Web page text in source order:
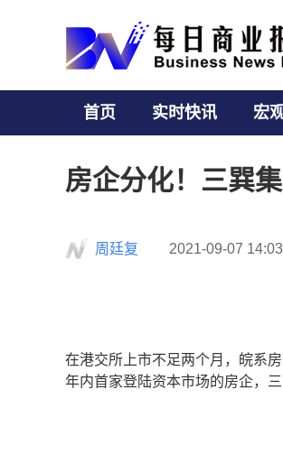
首页 实时快讯 宏
房企分化！三巽
周廷复 2021-09-07
在港交所上市不足两个月，皖系
年内首家登陆资本市场的房企，